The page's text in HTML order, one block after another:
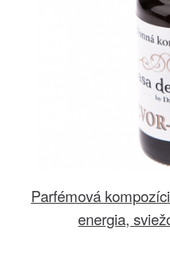
Parfémová
energia,